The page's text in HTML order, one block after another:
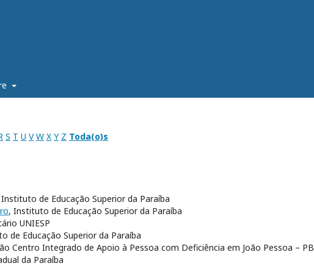
S T U V W X Y Z Toda(o)s
Instituto de Educação Superior da Paraíba
, Instituto de Educação Superior da Paraíba
UNIESP
de Educação Superior da Paraíba
Centro Integrado de Apoio à Pessoa com Deficiência em João Pessoa – PB
da Paraíba